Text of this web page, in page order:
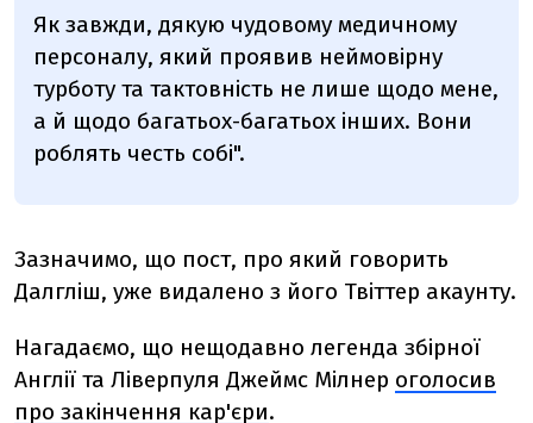
Як завжди, дякую чудовому медичному
персоналу, який проявив неймовірну
турботу та тактовність не лише щодо мене,
а й щодо багатьох-багатьох інших. Вони
роблять честь собі".
Зазначимо, що пост, про який говорить
Далгліш, уже видалено з його Твіттер акаунту.
Нагадаємо, що нещодавно легенда збірної
Англії та Ліверпуля Джеймс Мілнер оголосив
про закінчення кар'єри.